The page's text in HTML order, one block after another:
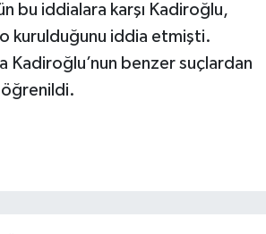
bu iddialara karşı Kadiroğlu,
kurulduğunu iddia etmişti.
Kadiroğlu’nun benzer suçlardan
öğrenildi.